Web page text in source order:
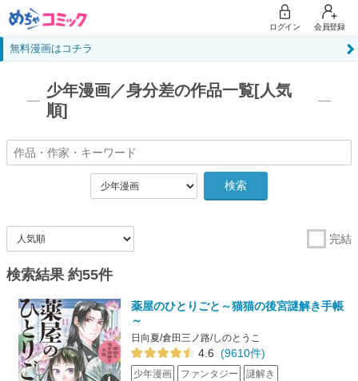
ログイン 会員登録
無料漫画はコチラ
少年漫画／身分差の作品一覧[人気
順]
検索
完結
検索結果 約55件
薬屋のひとりごと～猫猫の後宮謎解き手帳
～
日向夏/倉田三ノ路/しのとうこ
4.6 (9610件)
少年漫画 ファンタジー 謎解き